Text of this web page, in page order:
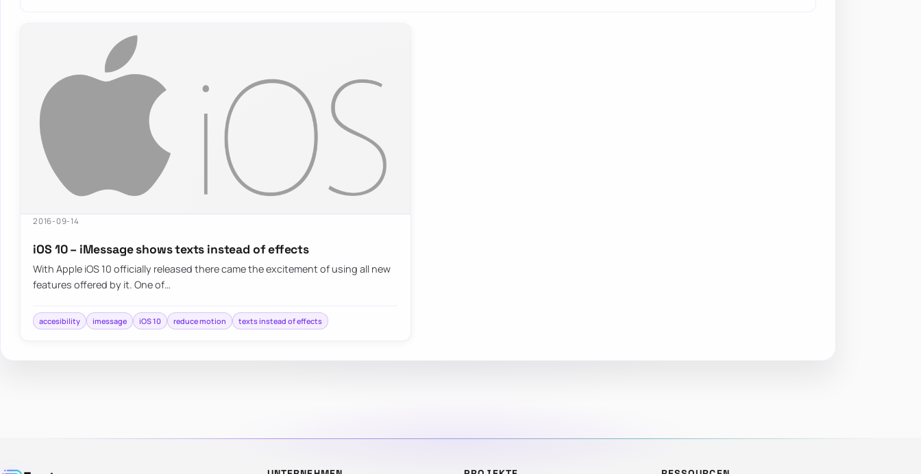
2016-09-14
iOS 10 – iMessage shows texts instead of effects
With Apple iOS 10 officially released there came the excitement of using all new
features offered by it. One of…
accesibility imessage iOS 10 reduce motion texts instead of effects